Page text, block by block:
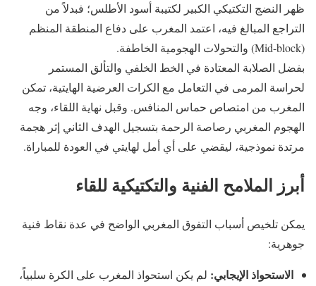
ظهر النضج التكتيكي الكبير لكتيبة أسود الأطلس؛ فبدلاً من
التراجع المبالغ فيه، اعتمد المغرب على دفاع المنطقة المنظم
(Mid-block) والتحولات الهجومية الخاطفة.
بفضل الصلابة المعتادة في الخط الخلفي والتألق المستمر
لحراسة المرمى في التعامل مع الكرات العرضية الهايتية، تمكن
المغرب من امتصاص حماس المنافس. وقبل نهاية اللقاء، وجه
الهجوم المغربي رصاصة الرحمة بتسجيل الهدف الثاني إثر هجمة
مرتدة نموذجية، ليقضي على أي أمل لهايتي في العودة للمباراة.
أبرز الملامح الفنية والتكتيكية للقاء
يمكن تلخيص أسباب التفوق المغربي الواضح في عدة نقاط فنية
جوهرية:
الاستحواذ الإيجابي: لم يكن استحواذ المغرب على الكرة سلبياً،